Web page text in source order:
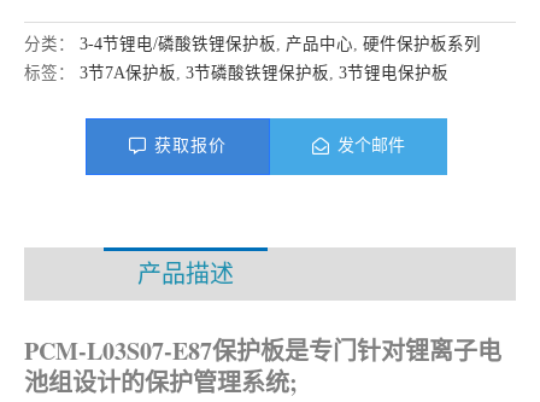
分类： 3-4节锂电/磷酸铁锂保护板, 产品中心, 硬件保护板系列
标签： 3节7A保护板, 3节磷酸铁锂保护板, 3节锂电保护板
获取报价 发个邮件
产品描述
PCM-L03S07-E87保护板是专门针对锂离子电
池组设计的保护管理系统;